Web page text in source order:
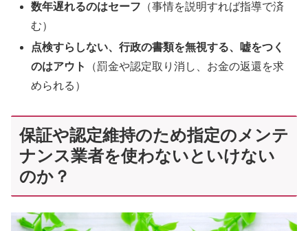
数年遅れるのはセーフ （事情を説明すれば指導で済
む）
点検すらしない、行政の書類を無視する、嘘をつく
のはアウト
（罰金や認定取り消し、お金の返還を求
められる）
保証や認定維持のため指定のメンテ
ナンス業者を使わないといけない
のか？